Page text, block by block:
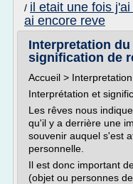
/ il etait une fois
ai encore reve
Interpretation du
signification de
Accueil >
Interprétation et
Les rêves nous
qu'il y a derrière une
souvenir auquel s'est
personnelle.
Il est donc important
(objet ou personnes